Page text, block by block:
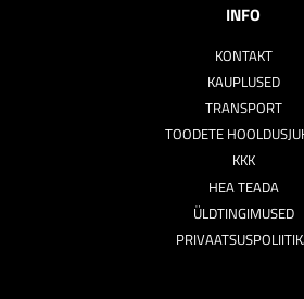
INFO
KONTAKT
KAUPLUSED
TRANSPORT
TOODETE
KKK
HEA TEADA
ÜLDTINGIMUSED